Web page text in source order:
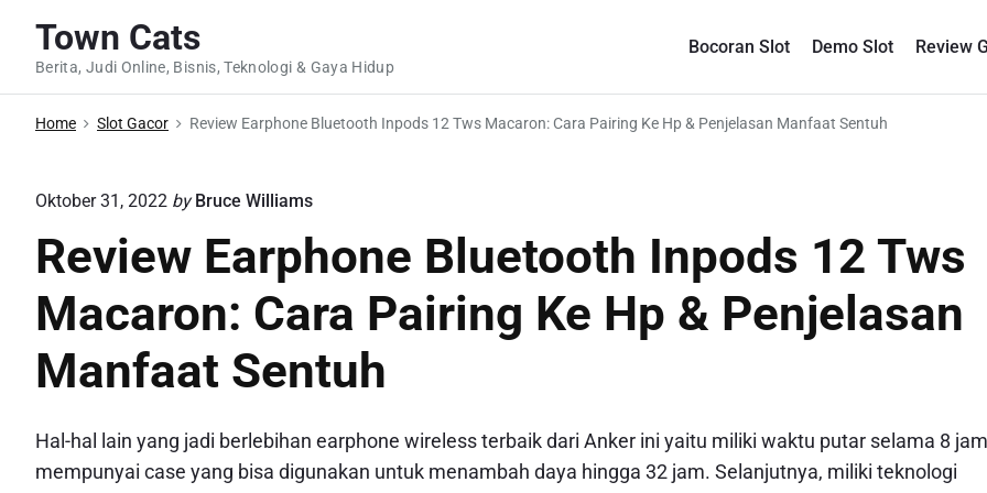
Town Cats
Berita, Judi Online, Bisnis, Teknologi & Gaya Hidup
Bocoran Slot Demo Slot Review
Home Slot Gacor Review Earphone Bluetooth Inpods 12 Tws Macaron: Cara Pairing Ke Hp & Penjelasan Manfaat Sentuh
Oktober 31, 2022 by Bruce Williams
Review Earphone Bluetooth Inpods 12 Tws
Macaron: Cara Pairing Ke Hp & Penjelasan
Manfaat Sentuh
Hal-hal lain yang jadi berlebihan earphone wireless terbaik dari Anker ini yaitu miliki waktu putar selama 8
mempunyai case yang bisa digunakan untuk menambah daya hingga 32 jam. Selanjutnya, miliki teknologi